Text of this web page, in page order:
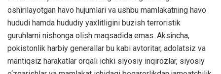
oshirilayotgan havo hujumlari va ushbu mamlakatning havo
hududi hamda hududiy yaxlitligini buzish terroristik
guruhlarni nishonga olish maqsadida emas. Aksincha,
pokistonlik harbiy generallar bu kabi avtoritar, adolatsiz va
mantiqsiz harakatlar orqali ichki siyosiy inqirozlar, siyosiy